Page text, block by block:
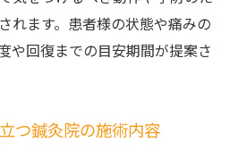
れます。患者様の状態や痛みの
や回復までの目安期間が提案さ
つ鍼灸院の施術内容